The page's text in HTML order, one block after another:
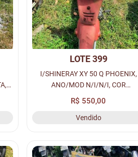
-
LOTE 399
I/SHINERAY XY 50 Q PHOENIX,
ANO/MOD N/I/N/I, COR
VERMELHA, COMBUS GASOLINA,
PLACA N/I - N/I, RENAVAM N/I,
CHASSI N/I, Nº MOTOR N/I, LOC.
R$ 550,00
Vendido